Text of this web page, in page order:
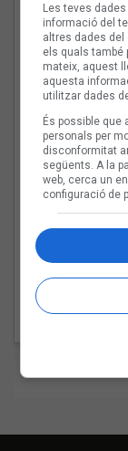
Les teves
informació del
altres dades del
els quals també
mateix, aquest
aquesta
utilitzar dades
És possible que
personals per
disconformitat
següents. A la
web, cerca un
configuració de